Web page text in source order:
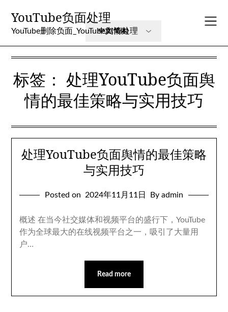
content
YouTube负面处理
YouTube删除负面_YouTube舆情处理
标签： 处理YouTube负面舆
情的最佳策略与实用技巧
处理YouTube负面舆情的最佳策略
与实用技巧
Posted on 2024年11月11日 By admin
概述 在当今社交媒体和视频平台的盛行下，YouTube
作为全球最大的在线视频平台之一，吸引了大量用
户…
Read more